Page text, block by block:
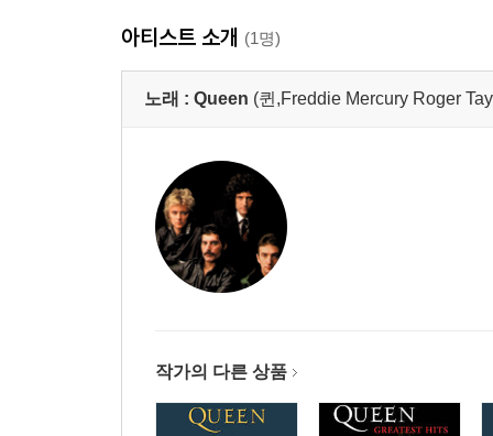
아티스트 소개 (1명)
노래 : Queen (퀸,Freddie Mercury Roger
작가의 다른 상품